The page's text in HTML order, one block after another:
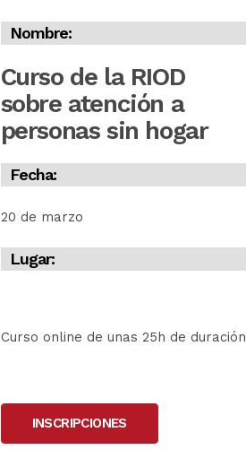
Nombre:
Curso de la RIOD
sobre atención a
personas sin hogar
Fecha:
20 de marzo
Lugar:
Curso online de unas 25h de duración
INSCRIPCIONES